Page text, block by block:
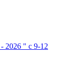
" с 9-12